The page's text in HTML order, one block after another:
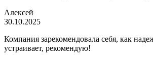
Алексей
30.10.2025
Компания зарекомендовала себя, как
устраивает, рекомендую!